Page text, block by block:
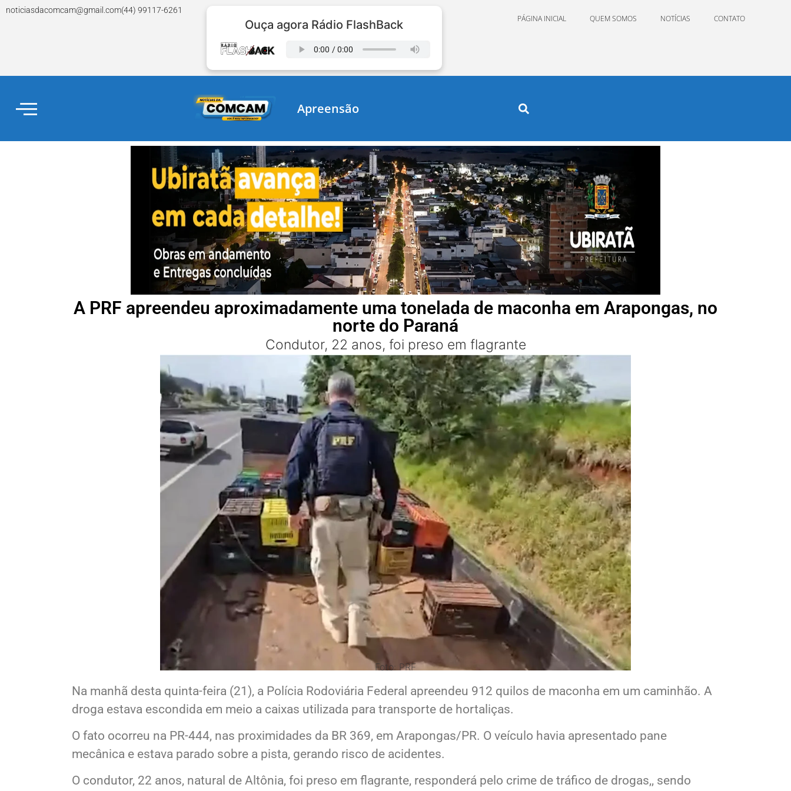
noticiasdacomcam@gmail.com(44) 99117-6261
Ouça agora Rádio FlashBack PÁGINA INICIAL QUEM SOMOS NOTÍCIAS CONTATO
Apreensão
A PRF apreendeu aproximadamente uma tonelada de maconha em Arapongas, no
norte do Paraná
Condutor, 22 anos, foi preso em flagrante
Foto: PRF
Na manhã desta quinta-feira (21), a Polícia Rodoviária Federal apreendeu 912 quilos de maconha em um caminhão. A
droga estava escondida em meio a caixas utilizada para transporte de hortaliças.
O fato ocorreu na PR-444, nas proximidades da BR 369, em Arapongas/PR. O veículo havia apresentado pane
mecânica e estava parado sobre a pista, gerando risco de acidentes.
O condutor, 22 anos, natural de Altônia, foi preso em flagrante, responderá pelo crime de tráfico de drogas,, sendo